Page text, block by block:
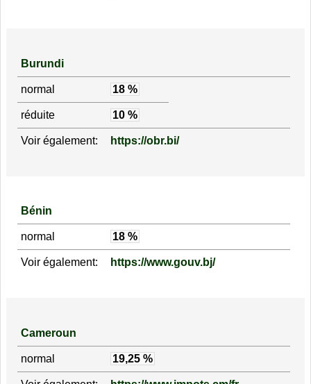
Burundi
normal 18 %
réduite 10 %
Voir également: https://obr.bi/
Bénin
normal 18 %
Voir également: https://www.gouv.bj/
Cameroun
normal 19,25 %